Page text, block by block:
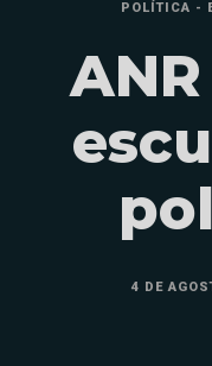
POLÍTICA -
4 DE